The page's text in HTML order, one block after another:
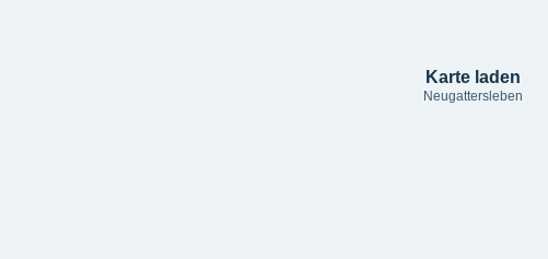
Karte laden
Neugattersleben